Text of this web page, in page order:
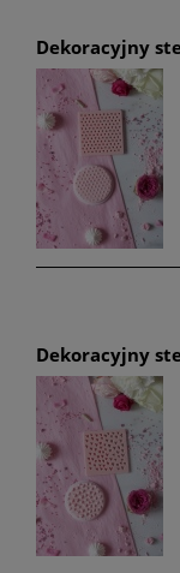
Dekoracyjny
Dekoracyjny